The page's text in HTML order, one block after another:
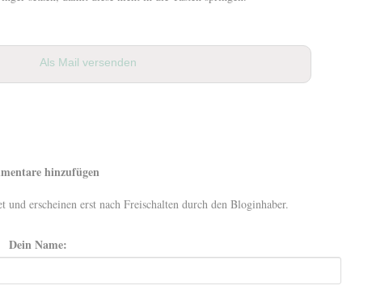
Als Mail versenden
hinzufügen
erscheinen erst nach Freischalten durch den Bloginhaber.
Dein Name: